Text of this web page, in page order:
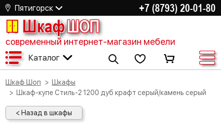
Пятигорск +7 (8793) 20-01-80
ШкафШОП
современный интернет-магазин мебели
Каталог
Шкаф Шоп
Шкафы
Шкаф-купе Стиль-2 1200 дуб крафт серый/камень серый
< Назад в шкафы